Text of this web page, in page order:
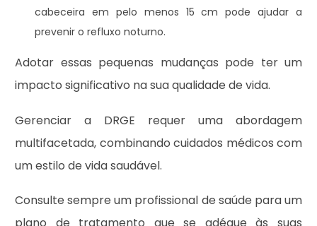
cabeceira em pelo menos 15 cm pode ajudar a
prevenir o refluxo noturno.
Adotar essas pequenas mudanças pode ter um
impacto significativo na sua qualidade de vida.
Gerenciar a DRGE requer uma abordagem
multifacetada, combinando cuidados médicos com
um estilo de vida saudável.
Consulte sempre um profissional de saúde para um